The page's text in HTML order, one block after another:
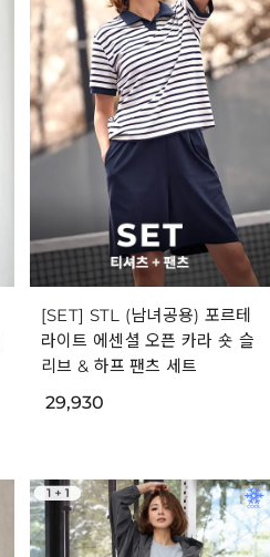
[SET] STL (남녀공용) 포르테
라이트 에센셜 오픈 카라 숏 슬
리브 & 하프 팬츠 세트
29,930